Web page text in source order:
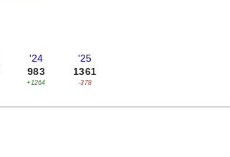
'24
983
+1264
'25
1361
-378